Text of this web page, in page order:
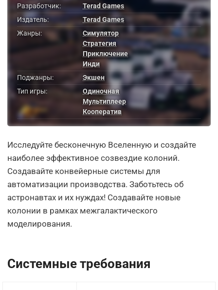
Разработчик:
Terad Games
Издатель:
Terad Games
Жанры:
Симулятор
Стратегия
Приключение
Инди
Поджанры:
Экшен
Тип игры:
Одиночная
Мультиплеер
Кооператив
Исследуйте бесконечную Вселенную и создайте
наиболее эффективное созвездие колоний.
Создавайте конвейерные системы для
автоматизации производства. Заботьтесь об
астронавтах и их нуждах! Создавайте новые
колонии в рамках межгалактического
моделирования.
Системные требования